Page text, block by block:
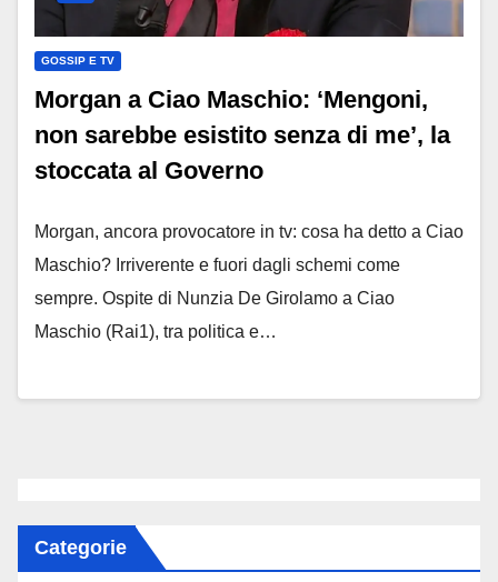
GOSSIP E TV
Morgan a Ciao Maschio: ‘Mengoni,
non sarebbe esistito senza di me’, la
stoccata al Governo
Morgan, ancora provocatore in tv: cosa ha detto a Ciao
Maschio? Irriverente e fuori dagli schemi come
sempre. Ospite di Nunzia De Girolamo a Ciao
Maschio (Rai1), tra politica e…
Categorie